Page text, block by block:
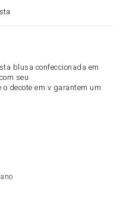
blusa confeccionada em
seu
decote em v garantem um